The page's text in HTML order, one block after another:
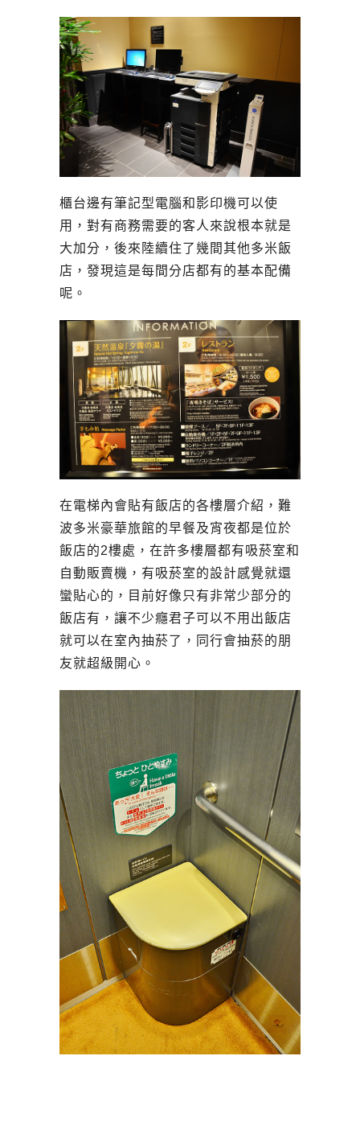
櫃台邊有筆記型電腦和影印機可以使
用，對有商務需要的客人來說根本就是
大加分，後來陸續住了幾間其他多米飯
店，發現這是每間分店都有的基本配備
呢。
在電梯內會貼有飯店的各樓層介紹，難
波多米豪華旅館的早餐及宵夜都是位於
飯店的2樓處，在許多樓層都有吸菸室和
自動販賣機，有吸菸室的設計感覺就還
蠻貼心的，目前好像只有非常少部分的
飯店有，讓不少癮君子可以不用出飯店
就可以在室內抽菸了，同行會抽菸的朋
友就超級開心。